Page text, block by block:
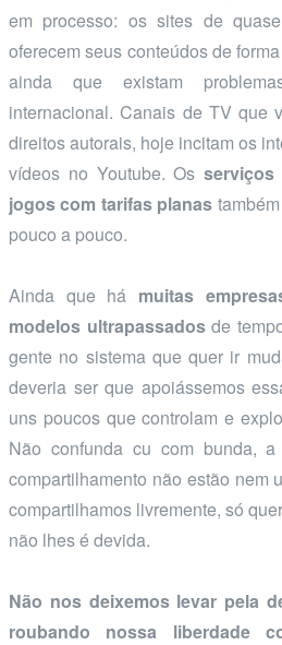
em processo: os sites de
oferecem seus conteúdos de
ainda que existam
internacional. Canais de TV que
direitos autorais, hoje incitam os
vídeos no Youtube. Os
jogos com tarifas planas
pouco a pouco.
Ainda que há muitas
modelos ultrapassadosde
gente no sistema que quer ir
deveria ser que apoiássemos
uns poucos que controlam e
Não confunda cu com bunda,
compartilhamento não estão nem
compartilhamos livremente, só
não lhes é devida.
Não nos deixemos levar pela
roubando nossa liberdade